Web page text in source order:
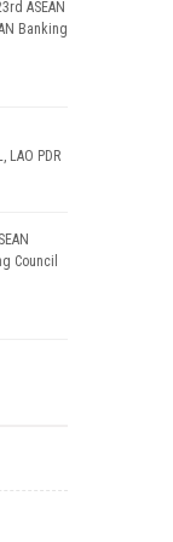
ASEAN
Banking
LAO PDR
Council